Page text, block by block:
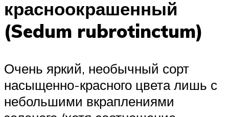
красноокрашенный
(Sedum rubrotinctum)
Очень яркий, необычный сорт
насыщенно-красного цвета лишь с
небольшими вкраплениями